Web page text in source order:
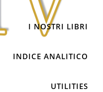
I NOSTRI LIBRI
INDICE ANALITICO
UTILITIES